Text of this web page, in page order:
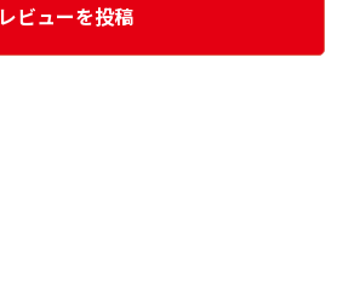
レビューを投稿